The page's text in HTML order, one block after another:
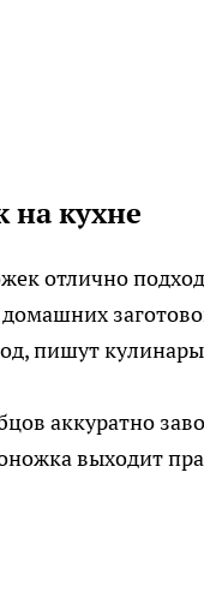
кухне
отлично
пишут кулинары
аккуратно
выходит